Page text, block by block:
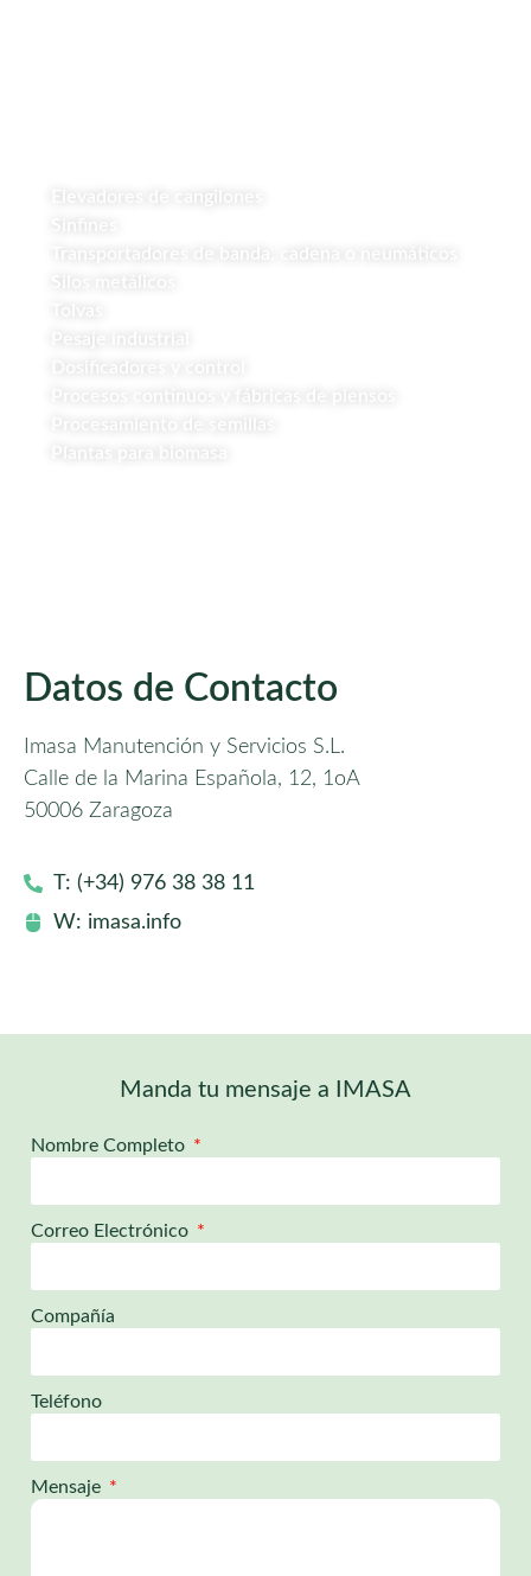
Elevadores de cangilones
Datos de Contacto
Imasa Manutención y Servicios S.L.
Calle de la Marina Española, 12, 1oA
50006 Zaragoza
T: (+34) 976 38 38 11
W: imasa.info
Manda tu mensaje a IMASA
Nombre Completo
Correo Electrónico
Compañía
Teléfono
Mensaje